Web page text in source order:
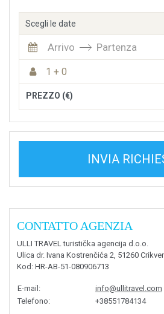
Scegli le date
Arrivo Partenza
1 + 0
PREZZO (€)
INVIA
CONTATTO AGENZIA
ULLI TRAVEL turistička agencija d.o.o.
Ulica dr. Ivana Kostrenčića 2, 51260
Kod : HR-AB-51-080906713
E-mail :
info@ullitravel.com
Telefono: +38551784134